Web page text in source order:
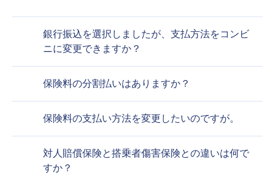
銀行振込を選択しましたが、支払方法をコンビ
ニに変更できますか？
保険料の分割払いはありますか？
保険料の支払い方法を変更したいのですが。
対人賠償保険と搭乗者傷害保険との違いは何で
すか？